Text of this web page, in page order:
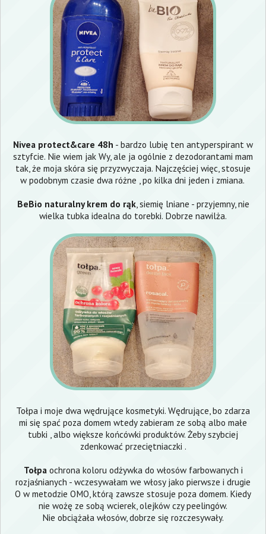
Nivea protect&care 48h - bardzo lubię ten antyperspirant w
sztyfcie. Nie wiem jak Wy, ale ja ogólnie z dezodorantami mam
tak, że moja skóra się przyzwyczaja. Najczęściej więc, stosuje
w podobnym czasie dwa różne , po kilka dni jeden i zmiana.
BeBio naturalny krem do rąk, siemię lniane - przyjemny, nie
wielka tubka idealna do torebki. Dobrze nawilża.
Tołpa i moje dwa wędrujące kosmetyki. Wędrujące, bo zdarza
mi się spać poza domem wtedy zabieram ze sobą albo małe
tubki , albo większe końcówki produktów. Żeby szybciej
zdenkować przeciętniaczki .
Tołpa ochrona koloru odżywka do włosów farbowanych i
rozjaśnianych - wczesywałam we włosy jako pierwsze i drugie
O w metodzie OMO, którą zawsze stosuje poza domem. Kiedy
nie wożę ze sobą wcierek, olejków czy peelingów.
Nie obciążała włosów, dobrze się rozczesywały.